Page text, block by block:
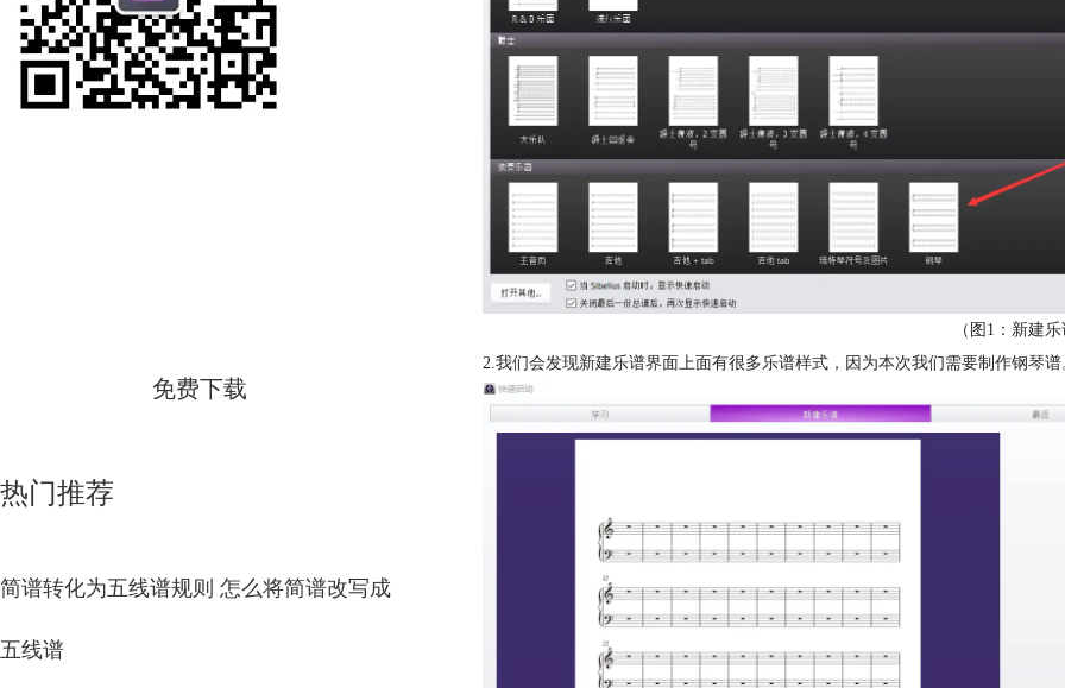
免费下载
热门推荐
简谱转化为五线谱规则 怎么将简谱改写成
五线谱
（图1：新建
2.我们会发现新建乐谱界面上面有很多乐谱样式，因为本次我们需要制作钢琴